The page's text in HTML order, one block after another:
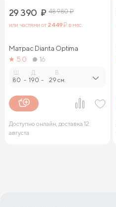
29 390 ₽ 48 980₽
или частями от 2 449₽ в мес.
Матрас Dianta Optima
5.0
16
Ш.
80 -
Д.
190 -
В.
29 см.
Доступно онлайн, доставка 12
августа